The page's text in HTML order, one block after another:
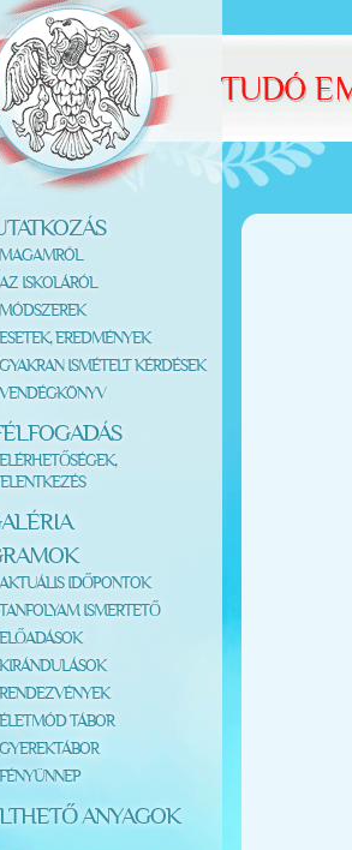
ISKOLÁRÓL
EREDMÉNYEK
ISMÉTELT KÉRDÉSEK
IDŐPONTOK
ISMERTETŐ
TÁBOR
ANYAGOK